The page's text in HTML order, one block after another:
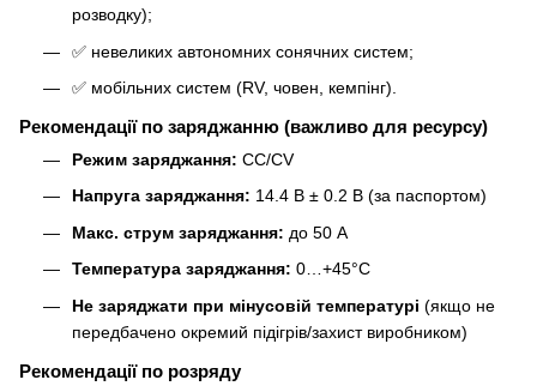
розводку);
✅ невеликих автономних сонячних систем;
✅ мобільних систем (RV, човен, кемпінг).
Рекомендації по заряджанню (важливо для ресурсу)
Режим заряджання: CC/CV
Напруга заряджання: 14.4 В ± 0.2 В (за паспортом)
Макс. струм заряджання: до 50 А
Температура заряджання: 0…+45°C
Не заряджати при мінусовій температурі (якщо не
передбачено окремий підігрів/захист виробником)
Рекомендації по розряду